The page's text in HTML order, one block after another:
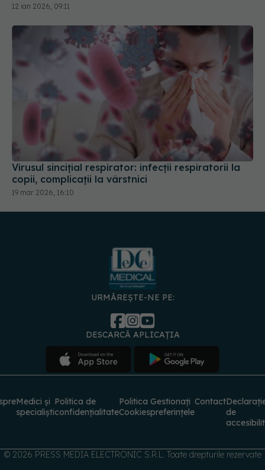
12 ian 2026, 09:11
Virusul sincițial respirator: infecții respiratorii la
copii, complicații la vârstnici
19 mar 2026, 16:10
URMĂREȘTE-NE PE:
DESCARCĂ APLICAȚIA
Medici și
specialiști
Politica de
confidențialitate
Politica
Cookies
Gestionați
preferințele
Contact
de
© 2026 PRESS MEDIA ELECTRONIC S.R.L. Toate drepturile rezervate